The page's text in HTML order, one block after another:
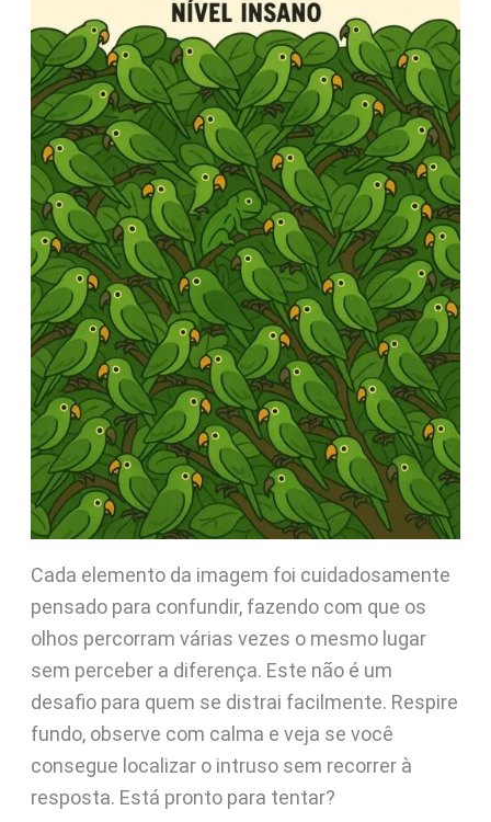
Cada elemento da imagem foi cuidadosamente
pensado para confundir, fazendo com que os
olhos percorram várias vezes o mesmo lugar
sem perceber a diferença. Este não é um
desafio para quem se distrai facilmente. Respire
fundo, observe com calma e veja se você
consegue localizar o intruso sem recorrer à
resposta. Está pronto para tentar?